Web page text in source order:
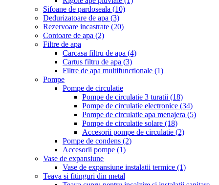
Sifoane de pardoseala (10)
Dedurizatoare de apa (3)
Rezervoare incastrate (20)
Contoare de apa (2)
Filtre de apa
Carcasa filtru de apa (4)
Cartus filtru de apa (3)
Filtre de apa multifunctionale (1)
Pompe
Pompe de circulatie
Pompe de circulatie 3 turatii (18)
Pompe de circulatie electronice (34)
Pompe de circulatie apa menajera (5)
Pompe de circulatie solare (18)
Accesorii pompe de circulatie (2)
Pompe de condens (2)
Accesorii pompe (1)
Vase de expansiune
Vase de expansiune instalatii termice (1)
Teava si fitinguri din metal